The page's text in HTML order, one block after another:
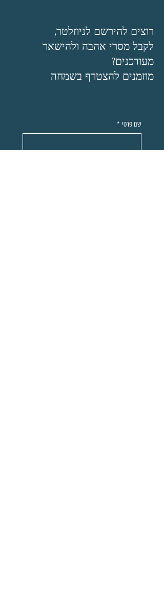
רוצים להירשם לניוזלטר,
לקבל מסרי אהבה ולהישאר
מעודכנים?
מוזמנים להצטרף בשמחה
שם פרטי *